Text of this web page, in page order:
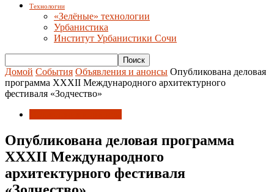
Технологии
«Зелёные» технологии
Урбанистика
Институт Урбанистики Сочи
Домой События Объявления и анонсы Опубликована деловая
программа XXXII Международного архитектурного
фестиваля «Зодчество»
Опубликована деловая программа
XXXII Международного
архитектурного фестиваля